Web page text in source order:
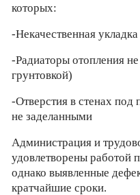
которых:
-Некачественная
-Радиаторы отопления
грунтовкой)
-Отверстия в стенах под
не заделанными
Администрация и
удовлетворены работой
однако выявленные
кратчайшие сроки.